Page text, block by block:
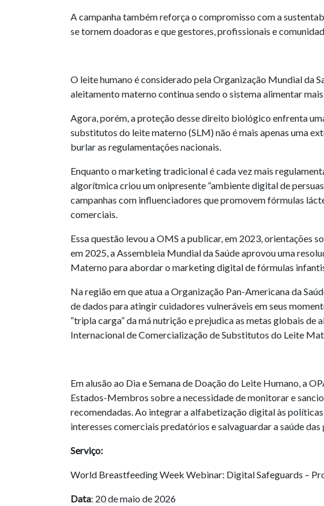
A campanha também reforça o compromisso com a
se tornem doadoras e que gestores, profissionais e
O leite humano é considerado pela Organização Mundial da
aleitamento materno continua sendo o sistema alimentar
Agora, porém, a proteção desse direito biológico enfrenta
substitutos do leite materno (SLM) não é mais apenas uma
burlar as regulamentações nacionais.
Enquanto o marketing tradicional é cada vez mais
algorítmica criou um onipresente “ambiente digital de
campanhas com influenciadores que promovem fórmulas
comerciais.
Essa questão levou a OMS a publicar, em 2023,
em 2025, a Assembleia Mundial da Saúde aprovou uma
Materno para abordar o marketing digital de fórmulas
Na região em que atua a Organização Pan-Americana da
de dados para atingir cuidadores vulneráveis ​​em seus
“tripla carga” da má nutrição e prejudica as metas globais de
Internacional de Comercialização de Substitutos do Leite
Em alusão ao Dia e Semana de Doação do Leite Humano, a
Estados-Membros sobre a necessidade de monitorar e
recomendadas. Ao integrar a alfabetização digital às
interesses comerciais predatórios e salvaguardar a saúde das
Serviço:
World Breastfeeding Week Webinar: Digital Safeguards –
Data: 20 de maio de 2026